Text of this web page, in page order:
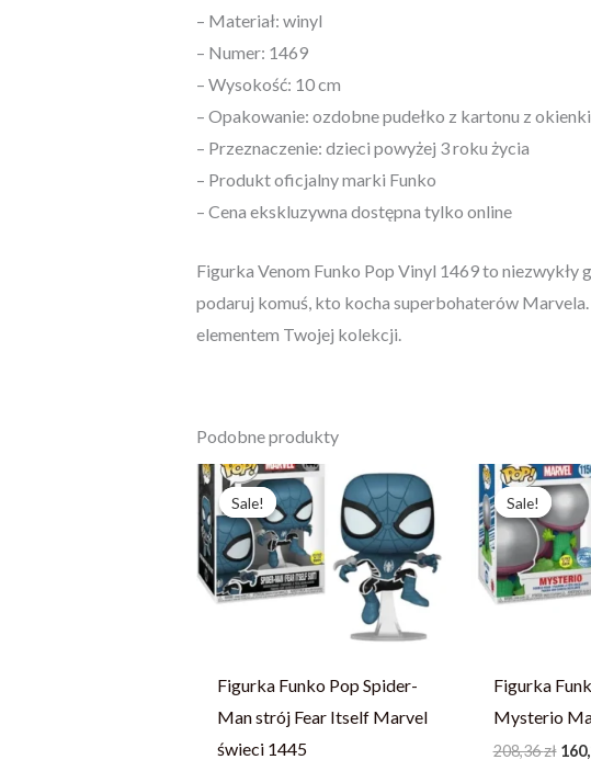
– Materiał: winyl
– Numer: 1469
– Wysokość: 10 cm
– Opakowanie: ozdobne pudełko z kartonu z
– Przeznaczenie: dzieci powyżej 3 roku życia
– Produkt oficjalny marki Funko
– Cena ekskluzywna dostępna tylko online
Figurka Venom Funko Pop Vinyl 1469 to
podaruj komuś, kto kocha superbohaterów
elementem Twojej kolekcji.
Podobne produkty
Sale!
Sale!
Figurka Funko Pop Spider-
Man strój Fear Itself Marvel
świeci 1445
Pierwotna
cena
wynosiła:
247,77 zł.
Aktualna
cena
wynosi:
190,59 zł.
Sale!
Sale!
Figurka
Mysterio
208,36zł
cena